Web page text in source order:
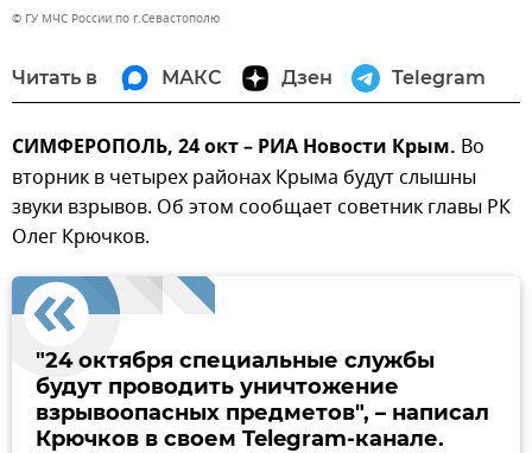
© ГУ МЧС России по г.Севастополю
Читать в МАКС Дзен Telegram
СИМФЕРОПОЛЬ, 24 окт – РИА Новости Крым. Во
вторник в четырех районах Крыма будут слышны
звуки взрывов. Об этом сообщает советник главы РК
Олег Крючков.
"24 октября специальные службы
будут проводить уничтожение
взрывоопасных предметов", – написал
Крючков в своем Telegram-канале.